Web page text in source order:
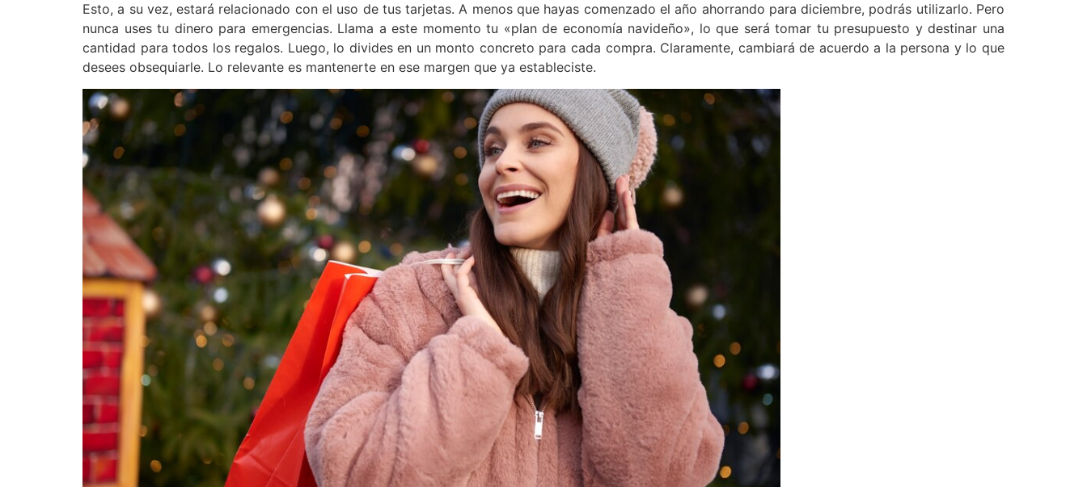
Esto, a su vez, estará relacionado con el uso de tus tarjetas. A menos que hayas comenzado el año ahorrando para diciembre, podrás utilizarlo. Pero
nunca uses tu dinero para emergencias. Llama a este momento tu «plan de economía navideño», lo que será tomar tu presupuesto y destinar una
cantidad para todos los regalos. Luego, lo divides en un monto concreto para cada compra. Claramente, cambiará de acuerdo a la persona y lo que
desees obsequiarle. Lo relevante es mantenerte en ese margen que ya estableciste.